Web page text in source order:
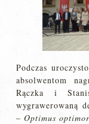
Podczas
absolwentom
Rączka i
wygrawerowaną
–Optimus